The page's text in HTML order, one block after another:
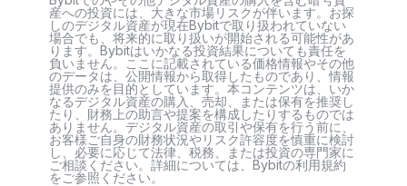
産への投資には、大きな市場リスクが伴います。お探
しのデジタル資産が現在Bybitで取り扱われていない
場合でも、将来的に取り扱いが開始される可能性があ
ります。Bybitはいかなる投資結果についても責任を
負いません。ここに記載されている価格情報やその他
のデータは、公開情報から取得したものであり、情報
提供のみを目的としています。本コンテンツは、いか
なるデジタル資産の購入、売却、または保有を推奨し
たり、財務上の助言や提案を構成したりするものでは
ありません。デジタル資産の取引や保有を行う前に、
お客様ご自身の財務状況やリスク許容度を慎重に検討
し、必要に応じて法律、税務、または投資の専門家に
ご相談ください。詳細については、Bybitの利用規約
をご参照ください。